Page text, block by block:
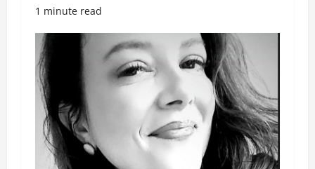
1 minute read